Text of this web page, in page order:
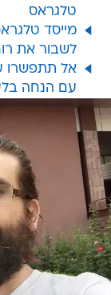
טלגראס
מייסד
לשבור את
אל תתפשרו
עם הנחה